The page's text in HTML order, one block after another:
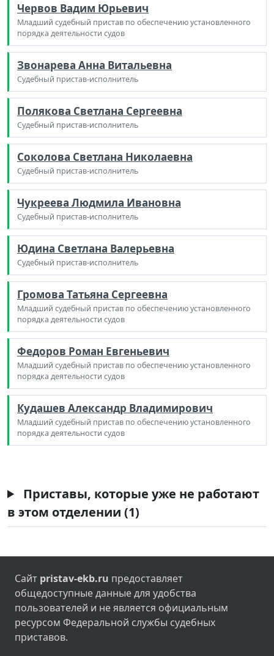
Червов Вадим Юрьевич
Младший судебный пристав по обеспечению установленного
порядка деятельности судов
Звонарева Анна Витальевна
Судебный пристав-исполнитель
Полякова Светлана Сергеевна
Судебный пристав-исполнитель
Соколова Светлана Николаевна
Судебный пристав-исполнитель
Чукреева Людмила Ивановна
Судебный пристав-исполнитель
Юдина Светлана Валерьевна
Судебный пристав-исполнитель
Громова Татьяна Сергеевна
Младший судебный пристав по обеспечению установленного
порядка деятельности судов
Федоров Роман Евгеньевич
Младший судебный пристав по обеспечению установленного
порядка деятельности судов
Кудашев Александр Владимирович
Младший судебный пристав по обеспечению установленного
порядка деятельности судов
Приставы, которые уже не работают
в этом отделении (1)
Сайт pristav-ekb.ru предоставляет
общедоступные данные для удобства
пользователей и не является официальным
ресурсом Федеральной службы судебных
приставов.